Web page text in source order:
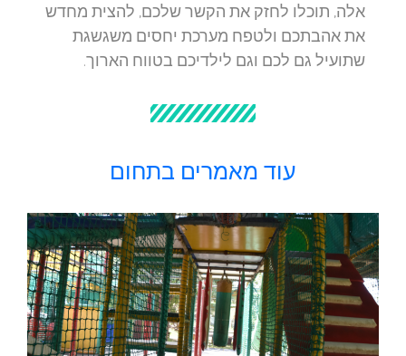
אלה, תוכלו לחזק את הקשר שלכם, להצית מחדש
את אהבתכם ולטפח מערכת יחסים משגשגת
שתועיל גם לכם וגם לילדיכם בטווח הארוך.
עוד מאמרים בתחום